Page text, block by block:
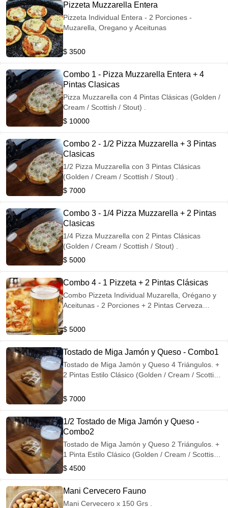
Pizzeta Muzzarella Entera
Pizzeta Individual Entera - 2 Porciones -
Muzarella, Oregano y Aceitunas
$ 3500
Combo 1 - Pizza Muzzarella Entera + 4
Pintas Clasicas
Pizza Muzzarella con 4 Pintas Clásicas (Golden /
Cream / Scottish / Stout) .
$ 10000
Combo 2 - 1/2 Pizza Muzzarella + 3 Pintas
Clasicas
1/2 Pizza Muzzarella con 3 Pintas Clásicas
(Golden / Cream / Scottish / Stout) .
$ 7000
Combo 3 - 1/4 Pizza Muzzarella + 2 Pintas
Clasicas
1/4 Pizza Muzzarella con 2 Pintas Clásicas
(Golden / Cream / Scottish / Stout) .
$ 5000
Combo 4 - 1 Pizzeta + 2 Pintas Clásicas
Combo Pizzeta Individual Muzarella, Orégano y
Aceitunas - 2 Porciones + 2 Pintas Cerveza
$ 5000
Tostado de Miga Jamón y Queso - Combo1
Tostado de Miga Jamón y Queso 4 Triángulos. +
2 Pintas Estilo Clásico (Golden / Cream / Scottish
$ 7000
1/2 Tostado de Miga Jamón y Queso -
Combo2
Tostado de Miga Jamón y Queso 2 Triángulos. +
1 Pinta Estilo Clásico (Golden / Cream / Scottish /
Stout)
$ 4500
Mani Cervecero Fauno
Mani Cervecero x 150 Grs .